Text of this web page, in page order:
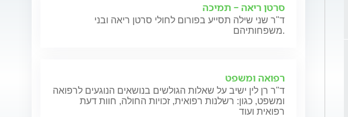
סרטן ריאה - תמיכה
ד"ר שני שילה תסייע בפורום לחולי סרטן ריאה ובני
משפחותיהם.
רפואה ומשפט
ד"ר רן לין ישיב על שאלות הגולשים בנושאים הנוגעים לרפואה
ומשפט, כגון: רשלנות רפואית, זכויות החולה, חוות דעת
רפואית ועוד